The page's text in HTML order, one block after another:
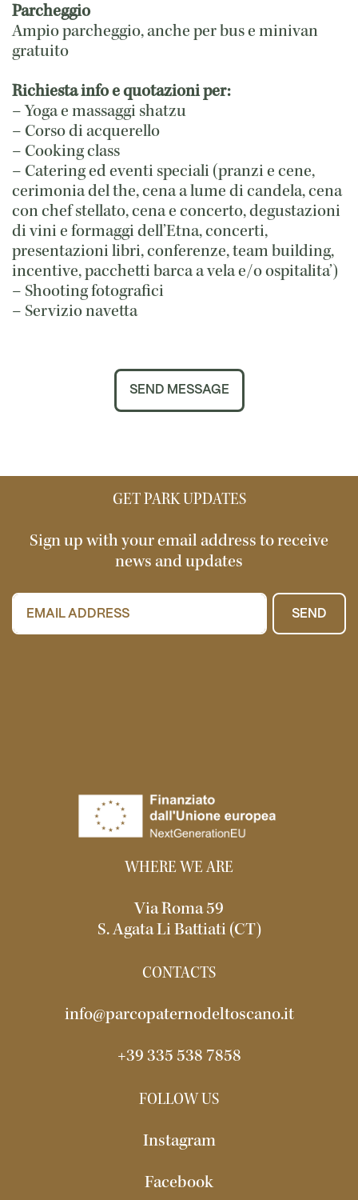
Parcheggio
Ampio parcheggio, anche per bus e minivan
gratuito
Richiesta info e quotazioni per:
– Yoga e massaggi shatzu
– Corso di acquerello
– Cooking class
– Catering ed eventi speciali (pranzi e cene,
cerimonia del the, cena a lume di candela, cena
con chef stellato, cena e concerto, degustazioni
di vini e formaggi dell’Etna, concerti,
presentazioni libri, conferenze, team building,
incentive, pacchetti barca a vela e/o ospitalita’)
– Shooting fotografici
– Servizio navetta
SEND MESSAGE
GET PARK UPDATES
Sign up with your email address to receive
news and updates
SEND
WHERE WE ARE
Via Roma 59
S. Agata Li Battiati (CT)
CONTACTS
info@parcopaternodeltoscano.it
+39 335 538 7858
FOLLOW US
Instagram
Facebook